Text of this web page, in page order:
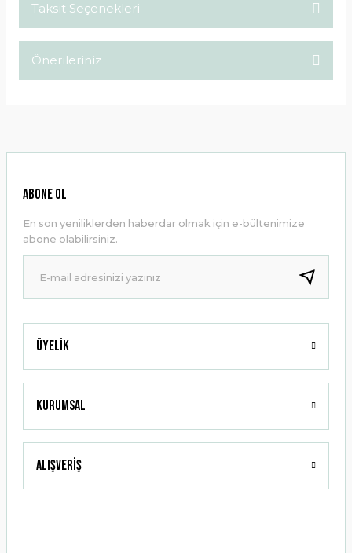
Taksit Seçenekleri
Önerileriniz
Ürün resmi kalitesiz, bozuk veya görüntülenemiyor.
Ürün bilgilerinde hatalar bulunuyor.
Ürün fiyatı diğer sitelerden daha pahalı.
Bu ürüne benzer farklı alternatifler olmalı.
Gönder
Üyelik
Kurumsal
Alışveriş
ABONE OL
En son yeniliklerden haberdar olmak için e-bültenimize
abone olabilirsiniz.